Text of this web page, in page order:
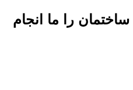
را ما انجام